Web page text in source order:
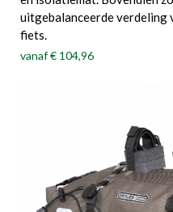
uitgebalanceerde verdeling
fiets.
vanaf€ 104,96